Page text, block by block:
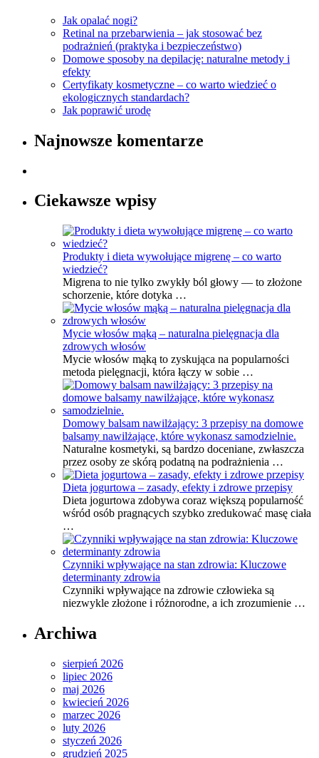
Jak opalać nogi?
Retinal na przebarwienia – jak stosować bez
podrażnień (praktyka i bezpieczeństwo)
Domowe sposoby na depilację: naturalne metody i
efekty
Certyfikaty kosmetyczne – co warto wiedzieć o
ekologicznych standardach?
Jak poprawić urodę
Najnowsze komentarze
Ciekawsze wpisy
Produkty i dieta wywołujące migrenę – co warto
wiedzieć?
Migrena to nie tylko zwykły ból głowy — to złożone
schorzenie, które dotyka …
Mycie włosów mąką – naturalna pielęgnacja dla
zdrowych włosów
Mycie włosów mąką to zyskująca na popularności
metoda pielęgnacji, która łączy w sobie …
Domowy balsam nawilżający: 3 przepisy na domowe
balsamy nawilżające, które wykonasz samodzielnie.
Naturalne kosmetyki, są bardzo doceniane, zwłaszcza
przez osoby ze skórą podatną na podrażnienia …
Dieta jogurtowa – zasady, efekty i zdrowe przepisy
Dieta jogurtowa zdobywa coraz większą popularność
wśród osób pragnących szybko zredukować masę ciała
…
Czynniki wpływające na stan zdrowia: Kluczowe
determinanty zdrowia
Czynniki wpływające na zdrowie człowieka są
niezwykle złożone i różnorodne, a ich zrozumienie …
Archiwa
sierpień 2026
lipiec 2026
maj 2026
kwiecień 2026
marzec 2026
luty 2026
styczeń 2026
grudzień 2025